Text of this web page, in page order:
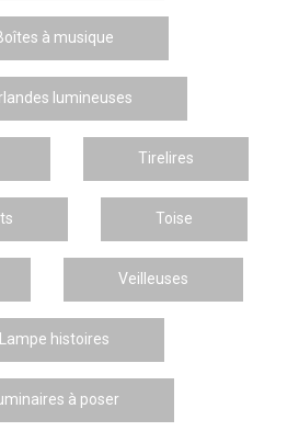
à musique
lumineuses
Tirelires
Toise
Veilleuses
Lampe histoires
à poser